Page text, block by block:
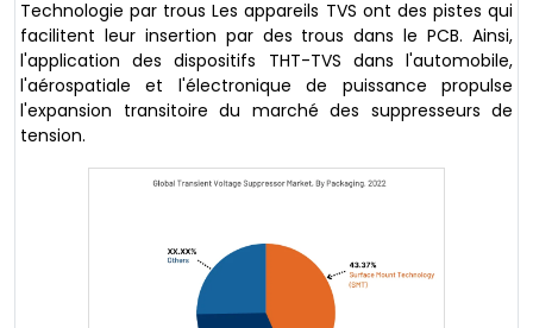
Technologie par trous Les appareils TVS ont des pistes qui
facilitent leur insertion par des trous dans le PCB. Ainsi,
l'application des dispositifs THT-TVS dans l'automobile,
l'aérospatiale et l'électronique de puissance propulse
l'expansion transitoire du marché des suppresseurs de
tension.